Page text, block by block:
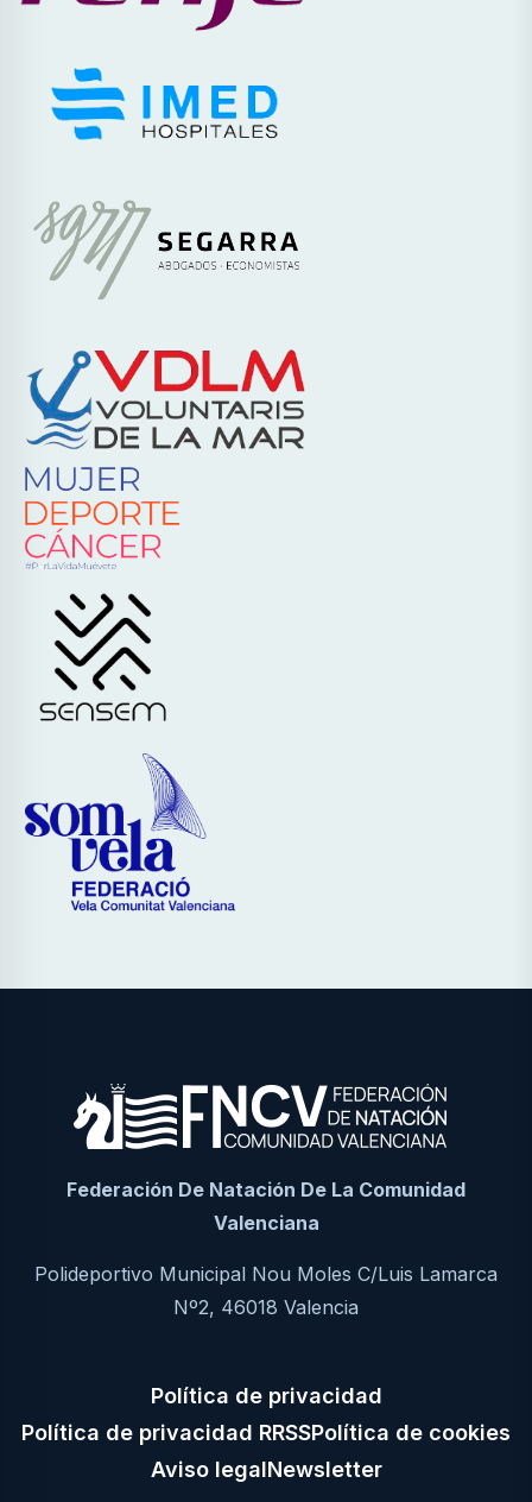
Federación De Natación De La Comunidad
Valenciana
Polideportivo Municipal Nou Moles C/Luis Lamarca
Nº2, 46018 Valencia
Política de privacidad
Política de privacidad RRSSPolítica de cookies
Aviso legalNewsletter